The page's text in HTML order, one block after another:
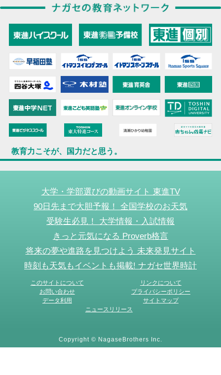
教育力こそが、国力だと思う。
大学・学部選びの動画サイト 東進TV
90日先まで大胆予報！ 全国学校のお天気
受験生必見！ 大学情報・入試情報
きっと元気になる Proverb格言
将来の夢や進路を見つけよう 未来発見サイト
時刻も天気もイベントも掲載! ナガセ世界時計
このサイトについて
リンクについて
お問い合わせ
プライバシーポリシー
データ利用
サイトマップ
ニュースリリース
Copyright © NagaseBrothers Inc.